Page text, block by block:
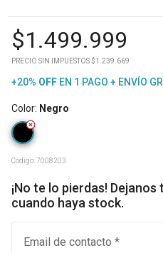
$1.499.999
PRECIO SIN IMPUESTOS $1.239.669
+20% OFF EN 1 PAGO + ENVÍO
Color: Negro
Código:7008203
¡No te lo pierdas!
cuando haya stock.
Email de contacto *